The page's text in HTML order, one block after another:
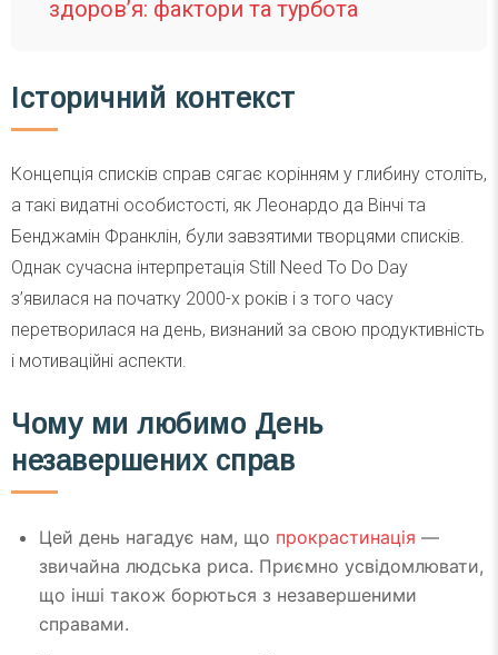
здоров’я: фактори та турбота
Історичний контекст
Концепція списків справ сягає корінням у глибину століть,
а такі видатні особистості, як Леонардо да Вінчі та
Бенджамін Франклін, були завзятими творцями списків.
Однак сучасна інтерпретація Still Need To Do Day
з’явилася на початку 2000-х років і з того часу
перетворилася на день, визнаний за свою продуктивність
і мотиваційні аспекти.
Чому ми любимо День
незавершених справ
Цей день нагадує нам, що прокрастинація —
звичайна людська риса. Приємно усвідомлювати,
що інші також борються з незавершеними
справами.